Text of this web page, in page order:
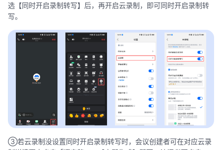
选【同时开启录制转写】后，再开启云录制，即可同时开启录制转
写。
③若云录制没设置同时开启录制转写时，会议创建者可在对应云录